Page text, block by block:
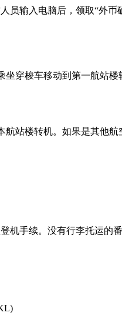
输入电脑后，领取“外币
穿梭车移动到第一航站楼
站楼转机。如果是其他航
手续。没有行李托运的